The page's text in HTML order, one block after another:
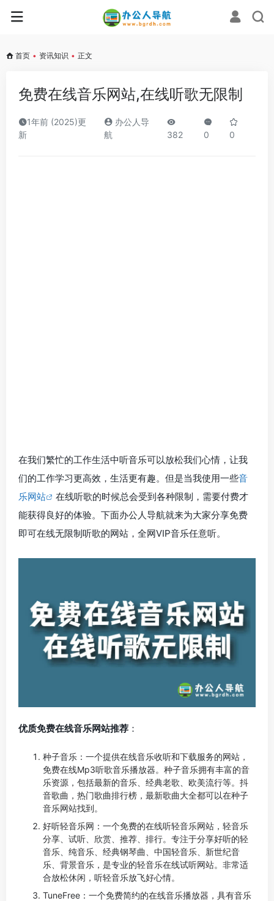
首页 • 资讯知识 • 正文
免费在线音乐网站,在线听歌无限制
1年前 (2025)更
新
办公人导
航
382 0 0
在我们繁忙的工作生活中听音乐可以放松我们心情，让我
们的工作学习更高效，生活更有趣。但是当我使用一些音
乐网站
在线听歌的时候总会受到各种限制，需要付费才
能获得良好的体验。下面办公人导航就来为大家分享免费
即可在线无限制听歌的网站，全网VIP音乐任意听。
优质免费在线音乐网站推荐 ：
种子音乐：一个提供在线音乐收听和下载服务的网站，
免费在线Mp3听歌音乐播放器。种子音乐拥有丰富的音
乐资源，包括最新的音乐、经典老歌、欧美流行等。抖
音歌曲，热门歌曲排行榜，最新歌曲大全都可以在种子
音乐网站找到。
好听轻音乐网：一个免费的在线听轻音乐网站，轻音乐
分享、试听、欣赏、推荐、排行。专注于分享好听的轻
音乐、纯音乐、经典钢琴曲、中国轻音乐、新世纪音
乐、背景音乐，是专业的轻音乐在线试听网站。非常适
合放松休闲，听轻音乐放飞好心情。
TuneFree：一个免费简约的在线音乐播放器，具有音乐